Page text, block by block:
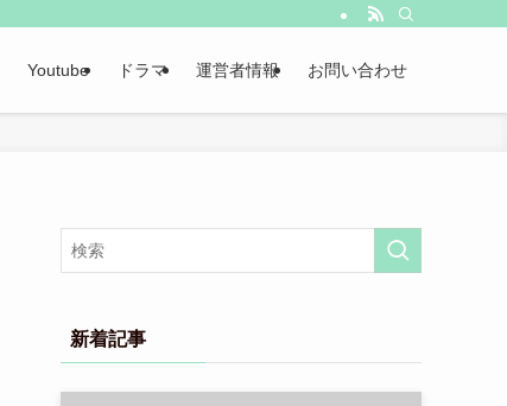
Youtube ドラマ 運営者情報 お問い合わせ
新着記事